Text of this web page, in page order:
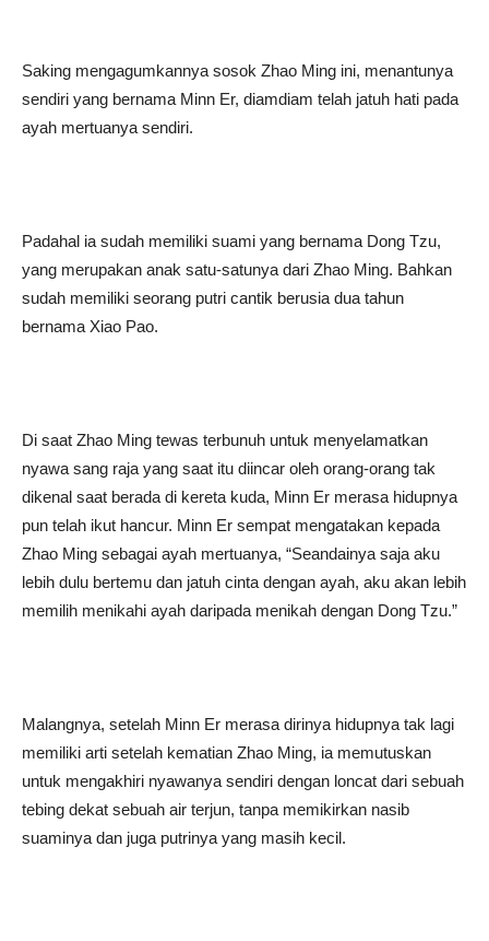
Saking mengagumkannya sosok Zhao Ming ini, menantunya
sendiri yang bernama Minn Er, diamdiam telah jatuh hati pada
ayah mertuanya sendiri.
Padahal ia sudah memiliki suami yang bernama Dong Tzu,
yang merupakan anak satu-satunya dari Zhao Ming. Bahkan
sudah memiliki seorang putri cantik berusia dua tahun
bernama Xiao Pao.
Di saat Zhao Ming tewas terbunuh untuk menyelamatkan
nyawa sang raja yang saat itu diincar oleh orang-orang tak
dikenal saat berada di kereta kuda, Minn Er merasa hidupnya
pun telah ikut hancur. Minn Er sempat mengatakan kepada
Zhao Ming sebagai ayah mertuanya, “Seandainya saja aku
lebih dulu bertemu dan jatuh cinta dengan ayah, aku akan lebih
memilih menikahi ayah daripada menikah dengan Dong Tzu.”
Malangnya, setelah Minn Er merasa dirinya hidupnya tak lagi
memiliki arti setelah kematian Zhao Ming, ia memutuskan
untuk mengakhiri nyawanya sendiri dengan loncat dari sebuah
tebing dekat sebuah air terjun, tanpa memikirkan nasib
suaminya dan juga putrinya yang masih kecil.